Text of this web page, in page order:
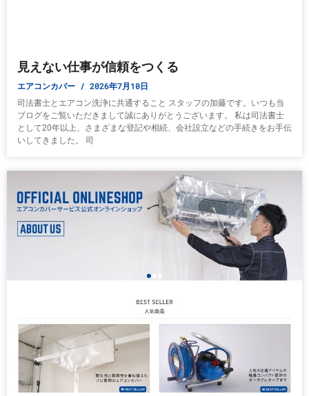
見えない仕事が信頼をつくる
エアコンカバー 2026年7月10日
司法書士とエアコン洗浄に共通すること スタッフの加藤です。いつも当
ブログをご覧いただきまして誠にありがとうございます。 私は司法書士
として20年以上、さまざまな登記や相続、会社設立などの手続きをお手伝
いしてきました。 司